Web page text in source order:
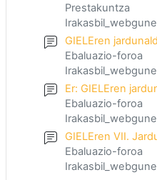
Prestakuntza
GIELEren
Ebaluazio-foroa
Er: GIELEren
Ebaluazio-foroa
GIELEren VII.
Ebaluazio-foroa